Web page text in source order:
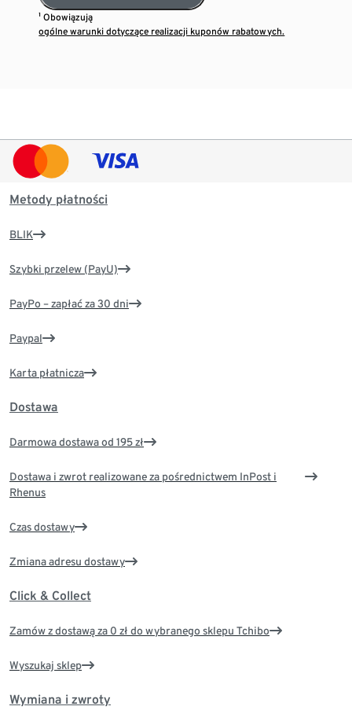
¹ Obowiązują
ogólne warunki dotyczące realizacji kuponów rabatowych.
Metody płatności
BLIK
Szybki przelew (PayU)
PayPo – zapłać za 30 dni
Paypal
Karta płatnicza
Dostawa
Darmowa dostawa od 195 zł
Dostawa i zwrot realizowane za pośrednictwem InPost i
Rhenus
Czas dostawy
Zmiana adresu dostawy
Click & Collect
Zamów z dostawą za 0 zł do wybranego sklepu Tchibo
Wyszukaj sklep
Wymiana i zwroty